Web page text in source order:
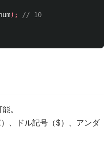
);
// 10
。
、ドル記号（$）、アンダ